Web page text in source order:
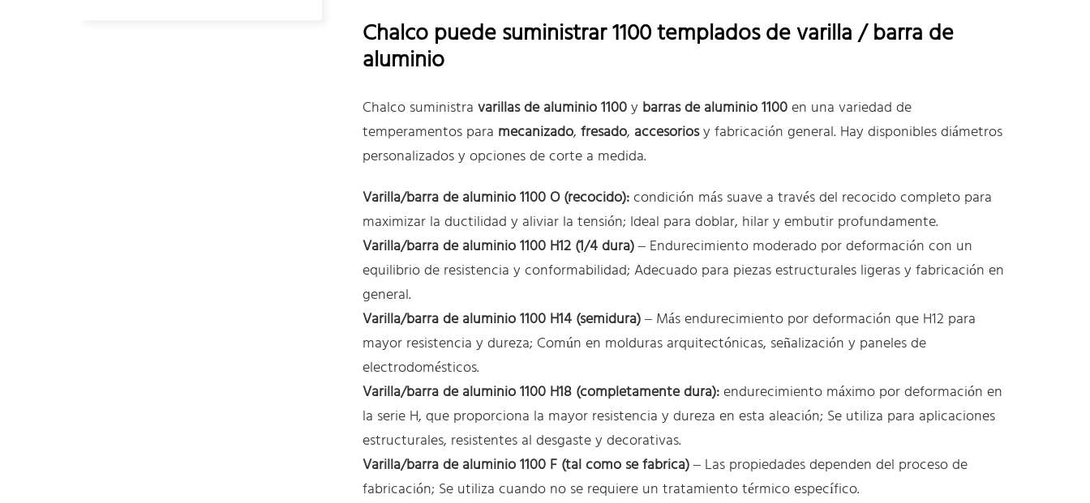
Chalco puede suministrar 1100 templados de varilla / barra de
aluminio
Chalco suministra varillas de aluminio 1100y barras de aluminio 1100en una variedad de
temperamentos para mecanizado, fresado, accesoriosy fabricación general. Hay disponibles diámetros
personalizados y opciones de corte a medida.
Varilla/barra de aluminio 1100 O (recocido):condición más suave a través del recocido completo para
maximizar la ductilidad y aliviar la tensión; Ideal para doblar, hilar y embutir profundamente.
Varilla/barra de aluminio 1100 H12 (1/4 dura)– Endurecimiento moderado por deformación con un
equilibrio de resistencia y conformabilidad; Adecuado para piezas estructurales ligeras y fabricación en
general.
Varilla/barra de aluminio 1100 H14 (semidura)– Más endurecimiento por deformación que H12 para
mayor resistencia y dureza; Común en molduras arquitectónicas, señalización y paneles de
electrodomésticos.
Varilla/barra de aluminio 1100 H18 (completamente dura):endurecimiento máximo por deformación en
la serie H, que proporciona la mayor resistencia y dureza en esta aleación; Se utiliza para aplicaciones
estructurales, resistentes al desgaste y decorativas.
Varilla/barra de aluminio 1100 F (tal como se fabrica)– Las propiedades dependen del proceso de
fabricación; Se utiliza cuando no se requiere un tratamiento térmico específico.